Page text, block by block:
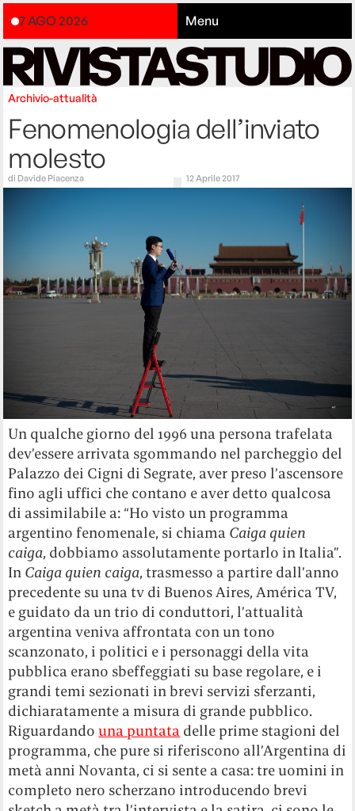
7 AGO 2026 Menu
Archivio-attualità
Fenomenologia dell’inviato
molesto
di Davide Piacenza 12 Aprile 2017
Un qualche giorno del 1996 una persona trafelata
dev’essere arrivata sgommando nel parcheggio del
Palazzo dei Cigni di Segrate, aver preso l’ascensore
fino agli uffici che contano e aver detto qualcosa
di assimilabile a: “Ho visto un programma
argentino fenomenale, si chiama Caiga quien
caiga, dobbiamo assolutamente portarlo in Italia”.
In Caiga quien caiga, trasmesso a partire dall’anno
precedente su una tv di Buenos Aires, América TV,
e guidato da un trio di conduttori, l’attualità
argentina veniva affrontata con un tono
scanzonato, i politici e i personaggi della vita
pubblica erano sbeffeggiati su base regolare, e i
grandi temi sezionati in brevi servizi sferzanti,
dichiaratamente a misura di grande pubblico.
Riguardandouna puntata delle prime stagioni del
programma, che pure si riferiscono all’Argentina di
metà anni Novanta, ci si sente a casa: tre uomini in
completo nero scherzano introducendo brevi